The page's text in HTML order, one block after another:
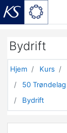
Bydrift
Hjem Kurs
50 Trøndelag
Bydrift